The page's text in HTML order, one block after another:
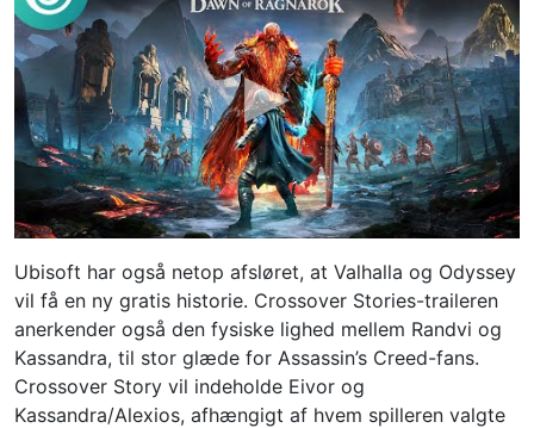
Ubisoft har også netop afsløret, at Valhalla og Odyssey
vil få en ny gratis historie. Crossover Stories-traileren
anerkender også den fysiske lighed mellem Randvi og
Kassandra, til stor glæde for Assassin’s Creed-fans.
Crossover Story vil indeholde Eivor og
Kassandra/Alexios, afhængigt af hvem spilleren valgte